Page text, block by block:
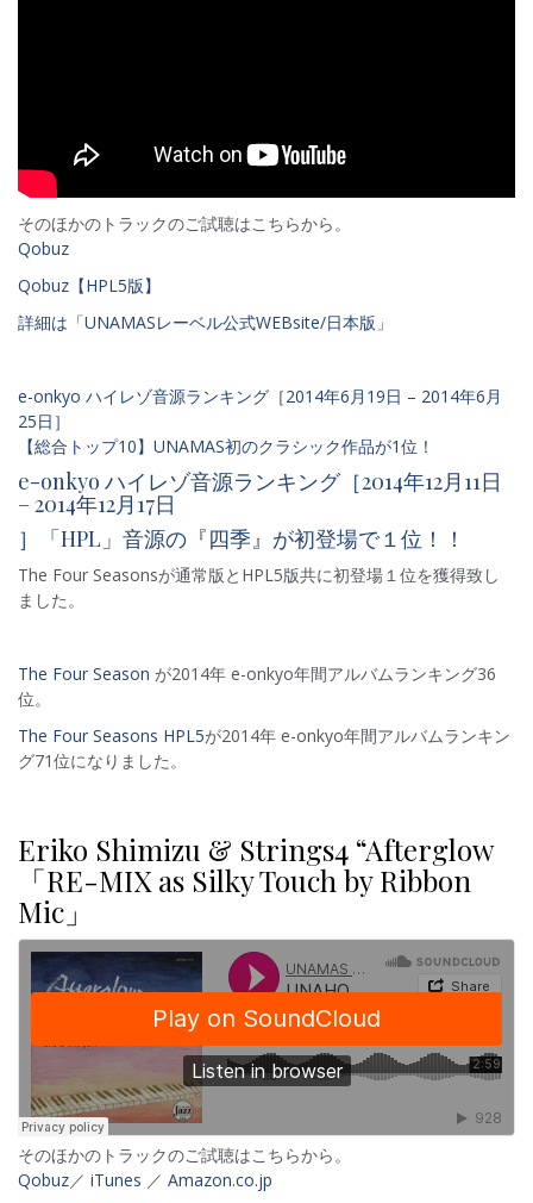
そのほかのトラックのご試聴はこちらから。
Qobuz
Qobuz 【HPL5版】
詳細は「UNAMASレーベル公式WEBsite/日本版」
e-onkyo ハイレゾ音源ランキング［2014年6月19日 – 2014年6月
25日］
【総合トップ10】UNAMAS初のクラシック作品が1位！
e-onkyo ハイレゾ音源ランキング［2014年12月11日
– 2014年12月17日
］
「HPL」音源の『四季』が初登場で１位！！
The Four Seasonsが通常版とHPL5版共に初登場１位を獲得致し
ました。
The Four Season が2014年 e-onkyo年間アルバムランキング36
位。
The Four Seasons HPL5が2014年 e-onkyo年間アルバムランキン
グ71位になりました。
Eriko Shimizu & Strings4 “Afterglow
「RE-MIX as Silky Touch by Ribbon
Mic」
そのほかのトラックのご試聴はこちらから。
Qobuz／ iTunes ／ Amazon.co.jp